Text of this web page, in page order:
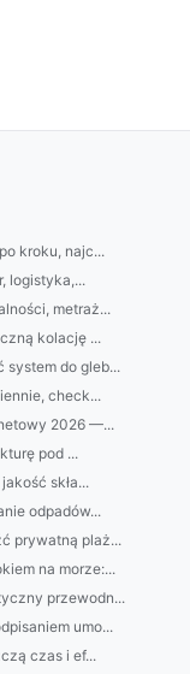
kroku, najc...
logistyka,...
metraż...
kolację ...
system do gleb...
check...
2026 —...
pod ...
skła...
odpadów...
prywatną plaż...
na morze:...
przewodn...
umo...
czas i ef...